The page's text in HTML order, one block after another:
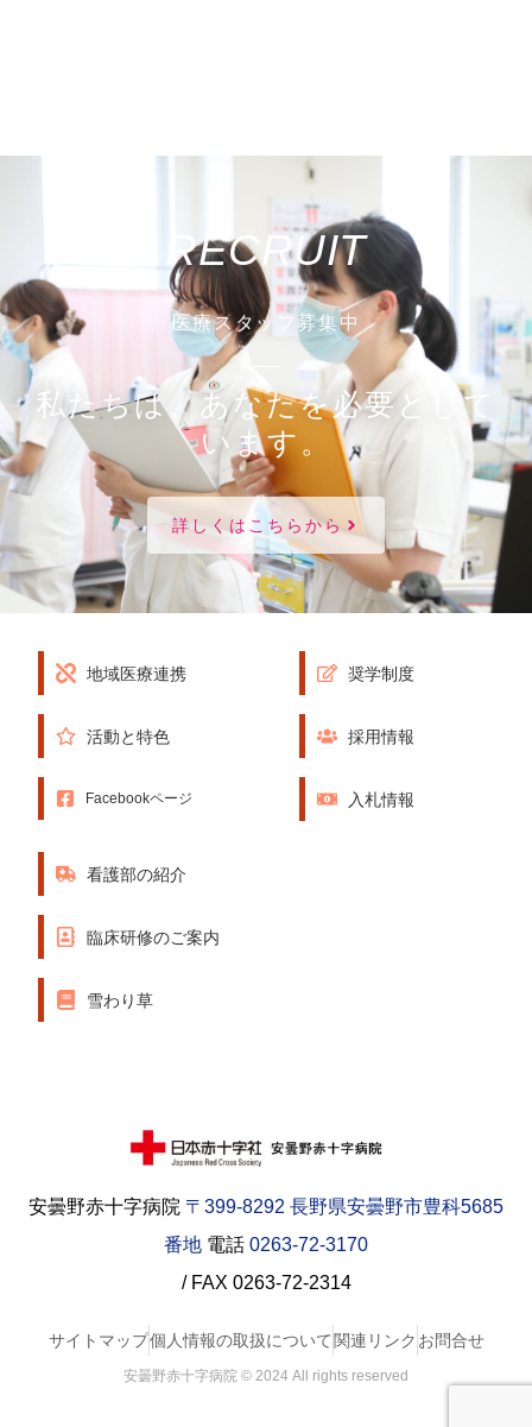
RECRUIT
医療スタッフ募集中
私たちは、あなたを必要として
います。
詳しくはこちらから
地域医療連携
活動と特色
Facebookページ
奨学制度
採用情報
入札情報
看護部の紹介
臨床研修のご案内
雪わり草
安曇野赤十字病院 〒399-8292 長野県安曇野市豊科5685
番地 電話 0263-72-3170
/ FAX 0263-72-2314
サイトマップ個人情報の取扱について 関連リンク お問合せ
安曇野赤十字病院 © 2024 All rights reserved